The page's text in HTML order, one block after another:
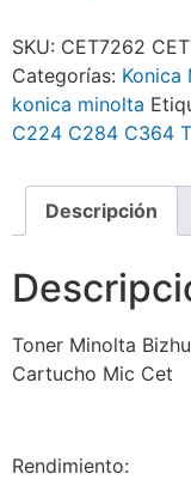
SKU: CET7262
Categorías: Konica
konica minolta
C224 C284 C364
Descripción
Toner Minolta
Cartucho Mic Cet
Rendimiento: